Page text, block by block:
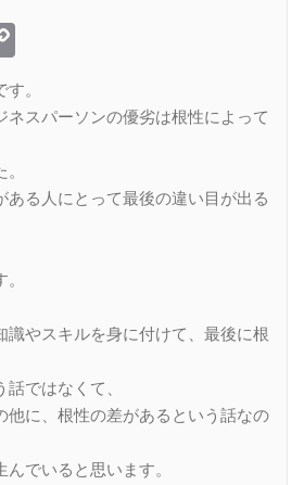
Link
。
ネスパーソンの優劣は根性によって
ある人にとって最後の違い目が出る
識やスキルを身に付けて、最後に根
ではなくて、
他に、根性の差があるという話なの
でいると思います。